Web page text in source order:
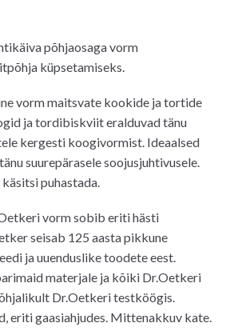
põhjaosaga vorm
küpsetamiseks.
vorm maitsvate kookide ja tortide
ja tordibiskviit eralduvad tänu
kergesti koogivormist. Ideaalsed
suurepärasele soojusjuhtivusele.
puhastada.
vorm sobib eriti hästi
seisab 125 aasta pikkune
ja uuenduslike toodete eest.
materjale ja kõiki Dr.Oetkeri
Dr.Oetkeri testköögis.
eriti gaasiahjudes. Mittenakkuv kate.